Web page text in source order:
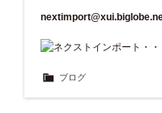
ブログ